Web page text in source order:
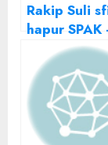
Rakip Suli
hapur SPAK
tender
skandaloz:
290 milion
për
e preferuar